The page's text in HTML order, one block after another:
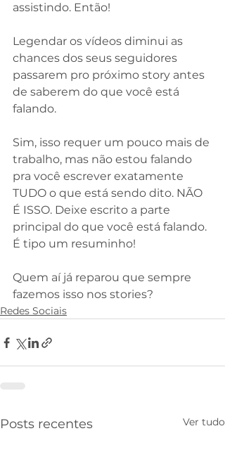
assistindo. Então!
Legendar os vídeos diminui as
chances dos seus seguidores
passarem pro próximo story antes
de saberem do que você está
falando.
Sim, isso requer um pouco mais de
trabalho, mas não estou falando
pra você escrever exatamente
TUDO o que está sendo dito. NÃO
É ISSO. Deixe escrito a parte
principal do que você está falando.
É tipo um resuminho!
Quem aí já reparou que sempre
fazemos isso nos stories?
Redes Sociais
Posts recentes Ver tudo